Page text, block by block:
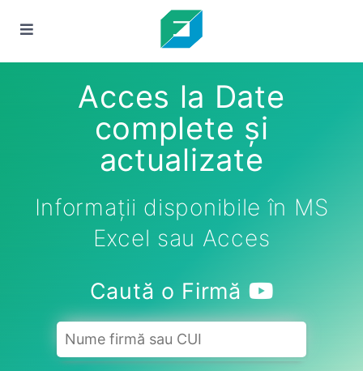
Acces la Date
complete și
actualizate
Informații disponibile în MS
Excel sau Acces
Caută o Firmă